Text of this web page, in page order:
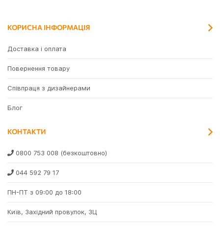
КОРИСНА ІНФОРМАЦІЯ
Доставка і оплата
Повернення товару
Співпраця з дизайнерами
Блог
КОНТАКТИ
0800 753 008 (безкоштовно)
044 592 79 17
ПН-ПТ з 09:00 до 18:00
Київ, Західний провулок, 3Ц